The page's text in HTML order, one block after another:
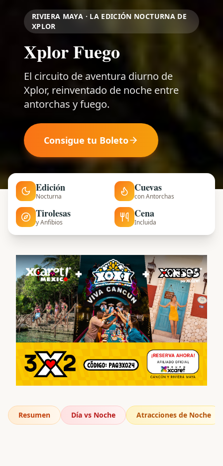
RIVIERA MAYA · LA EDICIÓN NOCTURNA DE
XPLOR
Xplor Fuego
El circuito de aventura diurno de
Xplor, reinventado de noche entre
antorchas y fuego.
Consigue tu Boleto
Edición
Nocturna
Cuevas
con Antorchas
Tirolesas
y Anfibios
Cena
Incluida
Resumen Día vs Noche Atracciones de Noche